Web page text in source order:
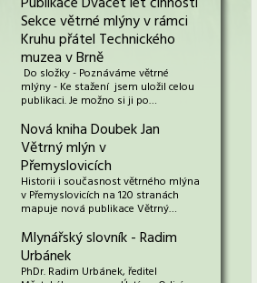
Sekce větrné mlýny v rámci
Kruhu přátel Technického
muzea v Brně
Do složky - Poznáváme větrné
mlýny - Ke stažení jsem uložil celou
publikaci. Je možno si ji po…
Nová kniha Doubek Jan
Větrný mlýn v
Přemyslovicích
Historii i současnost větrného mlýna
v Přemyslovicích na 120 stranách
mapuje nová publikace Větrný…
Mlynářský slovník - Radim
Urbánek
PhDr. Radim Urbánek, ředitel